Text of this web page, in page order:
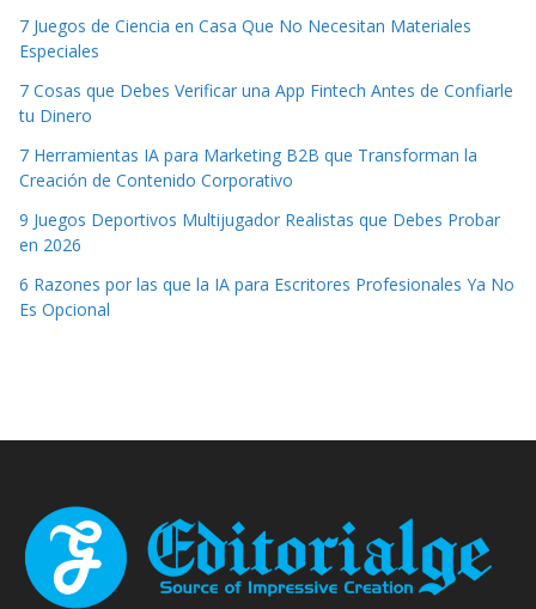
7 Juegos de Ciencia en Casa Que No Necesitan Materiales
Especiales
7 Cosas que Debes Verificar una App Fintech Antes de Confiarle
tu Dinero
7 Herramientas IA para Marketing B2B que Transforman la
Creación de Contenido Corporativo
9 Juegos Deportivos Multijugador Realistas que Debes Probar
en 2026
6 Razones por las que la IA para Escritores Profesionales Ya No
Es Opcional